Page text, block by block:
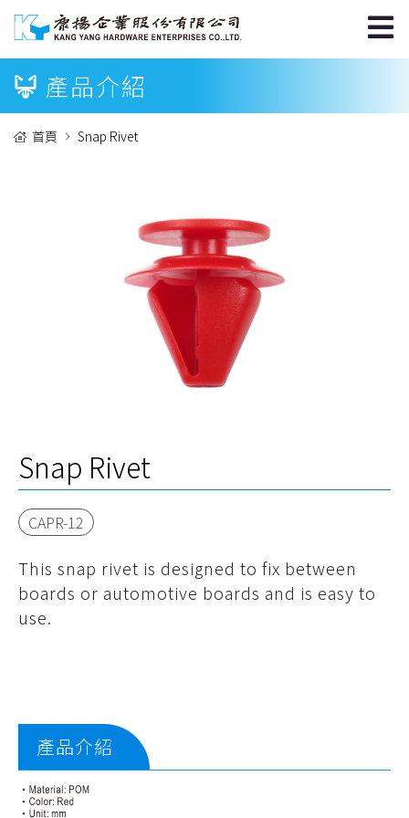
產品介紹
首頁 Snap Rivet
Snap Rivet
CAPR-12
This snap rivet is designed to fix between
boards or automotive boards and is easy to
use.
產品介紹